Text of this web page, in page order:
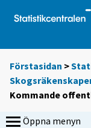
Förstasidan >
Kommande
Öppna menyn